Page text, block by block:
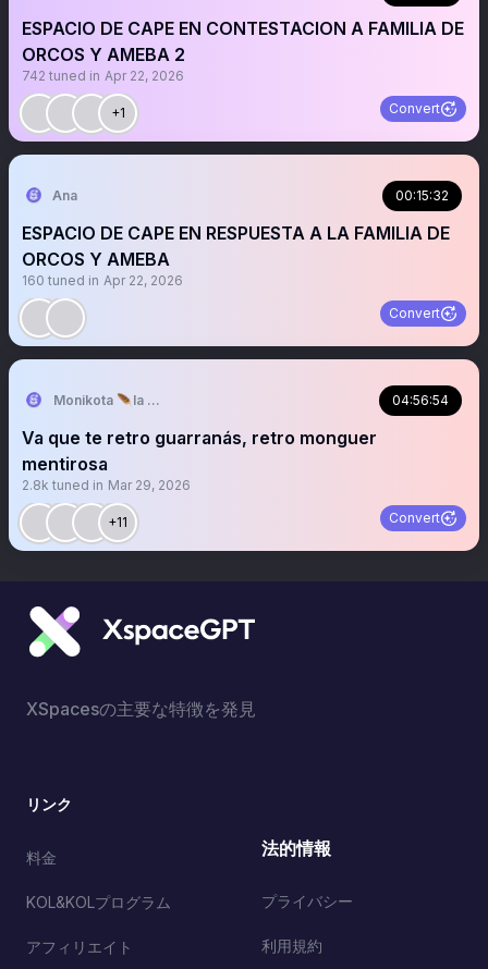
ESPACIO DE CAPE EN CONTESTACION A FAMILIA DE
ORCOS Y AMEBA 2
742 tuned in Apr 22, 2026
+1 Convert
Ana 00:15:32
ESPACIO DE CAPE EN RESPUESTA A LA FAMILIA DE
ORCOS Y AMEBA
160 tuned in Apr 22, 2026
Convert
Monikota 🪶la pajara 04:56:54
Va que te retro guarranás, retro monguer
mentirosa
2.8k tuned in Mar 29, 2026
+11 Convert
XSpacesの主要な特徴を発見
リンク
料金
KOL&KOLプログラム
アフィリエイト
法的情報
プライバシー
利用規約